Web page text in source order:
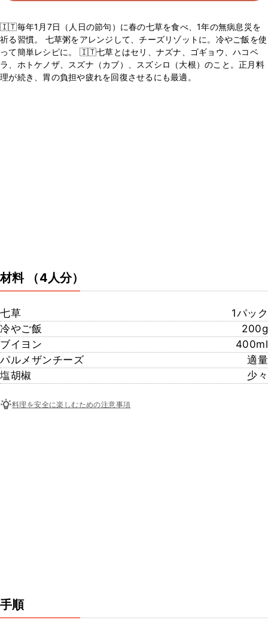
🇮🇹毎年1月7日（人日の節句）に春の七草を食べ、1年の無病息災を
祈る習慣。 七草粥をアレンジして、チーズリゾットに。冷やご飯を使
って簡単レシピに。 🇮🇹七草とはセリ、ナズナ、ゴギョウ、ハコベ
ラ、ホトケノザ、スズナ（カブ）、スズシロ（大根）のこと。正月料
理が続き、胃の負担や疲れを回復させるにも最適。
材料 （4人分）
七草
1パック
冷やご飯
200g
ブイヨン
400ml
パルメザンチーズ
適量
塩胡椒
少々
料理を安全に楽しむための注意事項
手順